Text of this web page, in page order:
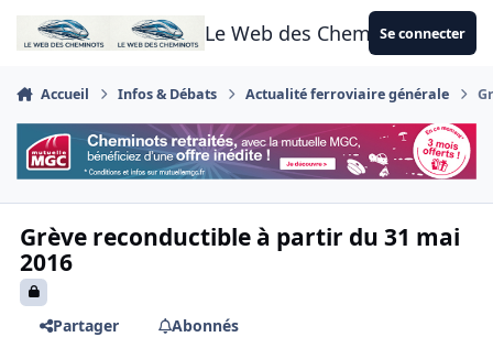
Aller au contenu
Le Web des CheminotsSe connecter
Accueil Infos & Débats Actualité ferroviaire générale
Grève reconductible à partir du 31 mai
2016
Partager
Abonnés